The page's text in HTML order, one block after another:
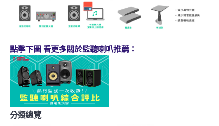
點擊下圖 看更多關於監聽喇叭推薦：
分類總覽